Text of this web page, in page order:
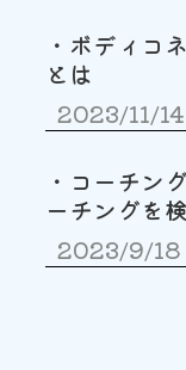
・ボディコ
とは
2023/11/14
・コーチン
ーチングを
2023/9/18